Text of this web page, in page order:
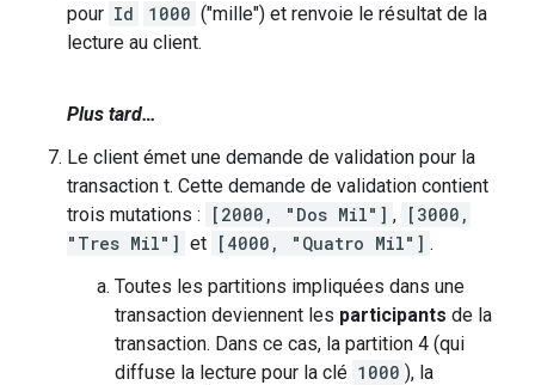
pour Id 1000 ("mille") et renvoie le résultat de la
lecture au client.
Plus tard…
Le client émet une demande de validation pour la
transaction t. Cette demande de validation contient
trois mutations :
[2000, "Dos Mil"] , [3000,
"Tres Mil"] et [4000, "Quatro Mil"] .
Toutes les partitions impliquées dans une
transaction deviennent les participants de la
transaction. Dans ce cas, la partition 4 (qui
diffuse la lecture pour la clé 1000 ), la